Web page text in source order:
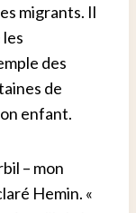
migrants. Il
des
de
enfant.
– mon
Hemin. «